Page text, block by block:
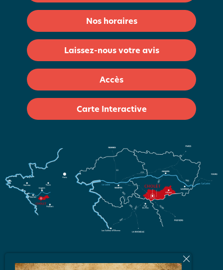
Nos horaires
Laissez-nous votre avis
Accès
Carte Interactive